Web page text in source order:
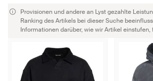
Provisionen und andere an Lyst gezahlte
Ranking des Artikels bei dieser Suche
Informationen darüber, wie wir Artikel einstufen,